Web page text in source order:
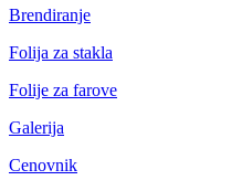
Brendiranje
Folija za stakla
Folije za farove
Galerija
Cenovnik